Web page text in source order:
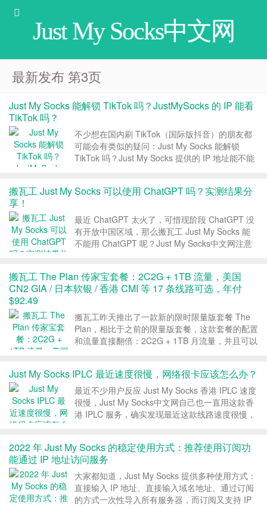
Just My Socks中文网
最新发布 第3页
Just My Socks 能解锁 TikTok 吗？JustMySocks 的 IP 能看
TikTok 吗？
不少想在国内刷 TikTok（国际版抖音）的朋友都
可能会有类似的疑问：Just My Socks 能解锁
TikTok 吗？Just My Socks 提供的 IP 地址能不能
搬瓦工 Just My Socks 可以使用 ChatGPT 吗？实测结果分
享！
最近 ChatGPT 太火了，可惜现阶段 ChatGPT 没
有开放中国区域，那么搬瓦工 Just My Socks 能
不能用 ChatGPT 呢？Just My Socks中文网注意
搬瓦工 The Plan 传家宝套餐：2C2G + 1TB 流量，美国
CN2 GIA / 日本软银 / 香港 CMI 等 17 条线路可选，年付
$92.49
搬瓦工昨天推出了一款新的限时限量版套餐 The
Plan，相比于之前的限量版套餐，这款套餐的配置
和流量直接翻倍：2C2G + 1TB 月流量，并且可以
拜、欧洲等，折后年付 9...
Just My Socks IPLC 最近速度很慢，网络很卡应该怎么办？
最近不少用户反应 Just My Socks 香港 IPLC 速度
很慢，Just My Socks中文网自己也一直用这款香
港 IPLC 服务，确实发现最近这款线路速度很慢，
回复。 一、套餐...
2022 年 Just My Socks 的稳定使用方式：推荐使用订阅功
能通过 IP 地址访问服务
大家都知道，Just My Socks 提供多种使用方式：
直接输入 IP 地址、直接输入域名地址、通过订阅
的方式一次性导入所有服务器，而订阅又支持 IP